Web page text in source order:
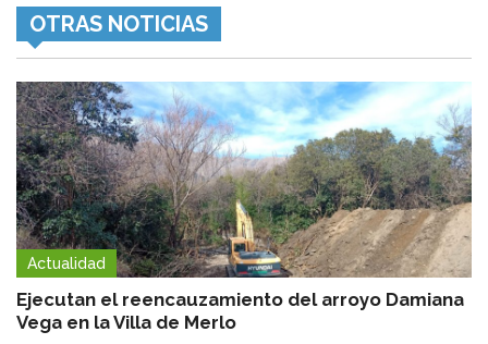
OTRAS NOTICIAS
Actualidad
Ejecutan el reencauzamiento del arroyo Damiana
Vega en la Villa de Merlo